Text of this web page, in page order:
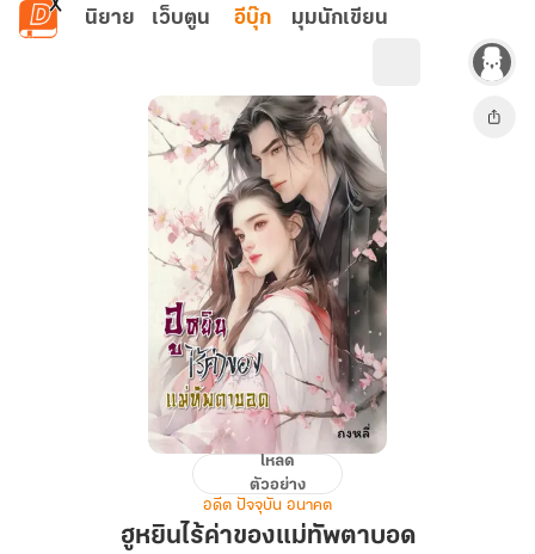
ข้ามไปยังเนื้อหาหลัก
นิยาย เว็บตูน อีบุ๊ก มุมนักเขียน
ไร้
โหลด
ตัวอย่าง
อดีต ปัจจุบัน อนาคต
ฮูหยินไร้ค่าของแม่ทัพตาบอด